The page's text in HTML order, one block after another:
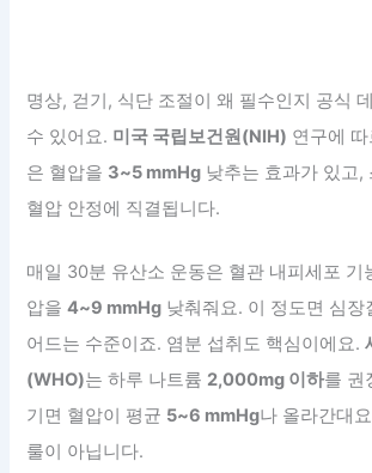
명상, 걷기, 식단 조절이 왜 필수인지 공식
수 있어요. 미국 국립보건원(NIH) 연구에
은 혈압을 3~5 mmHg 낮추는 효과가 있고,
혈압 안정에 직결됩니다.
매일 30분 유산소 운동은 혈관 내피세포 기
압을4~9 mmHg 낮춰줘요. 이 정도면 심장
어드는 수준이죠. 염분 섭취도 핵심이에요.
(WHO)는 하루 나트륨 2,000mg 이하를 권
기면 혈압이 평균 5~6 mmHg나 올라간대
룰이 아닙니다.